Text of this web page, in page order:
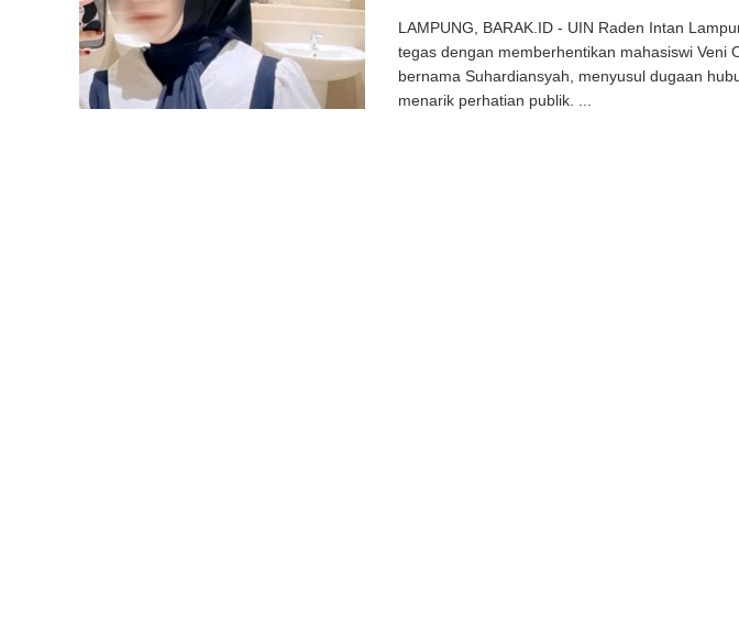
LAMPUNG, BARAK.ID - UIN Raden Intan
tegas dengan memberhentikan mahasiswi Veni
bernama Suhardiansyah, menyusul dugaan
menarik perhatian publik. ...